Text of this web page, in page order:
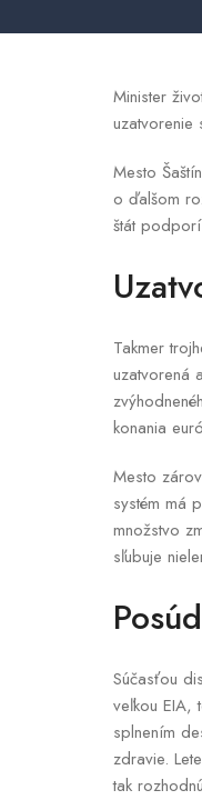
Minister
uzatvorenie
Mesto
o ďalšom
štát
Takmer
uzatvorená
konania
Mesto
systém má
množstvo
sľubuje
Súčasťou
veľkou EIA,
splnením
zdravie.
tak